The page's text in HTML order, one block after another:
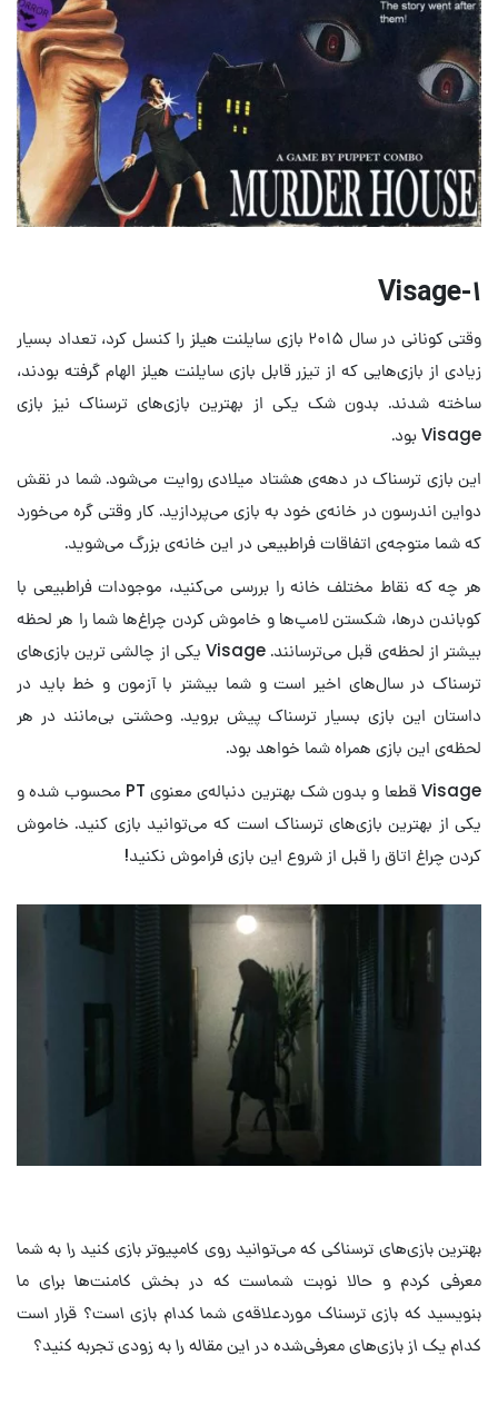
۱-Visage
وقتی کونانی در سال ۲۰۱۵ بازی سایلنت هیلز را کنسل کرد، تعداد بسیار
زیادی از بازی‌هایی که از تیزر قابل بازی سایلنت هیلز الهام گرفته بودند،
ساخته شدند. بدون شک یکی از بهترین بازی‌های ترسناک نیز بازی
Visage بود.
این بازی ترسناک در دهه‌ی هشتاد میلادی روایت می‌شود. شما در نقش
دواین اندرسون در خانه‌ی خود به بازی می‌پردازید. کار وقتی گره می‌خورد
که شما متوجه‌ی اتفاقات فراطبیعی در این خانه‌ی بزرگ می‌شوید.
هر چه که نقاط مختلف خانه را بررسی می‌کنید، موجودات فراطبیعی با
کوباندن درها، شکستن لامپ‌ها و خاموش کردن چراغ‌ها شما را هر لحظه
بیشتر از لحظه‌ی قبل می‌ترسانند. Visage یکی از چالشی ‌ترین بازی‌های
ترسناک در سال‌های اخیر است و شما بیشتر با آزمون و خط باید در
داستان این بازی بسیار ترسناک پیش بروید. وحشتی بی‌مانند در هر
لحظه‌ی این بازی همراه شما خواهد بود.
Visage قطعا و بدون شک بهترین دنباله‌ی معنوی PT محسوب شده و
یکی از بهترین بازی‌های ترسناک است که می‌توانید بازی کنید. خاموش
کردن چراغ اتاق را قبل از شروع این بازی فراموش نکنید!
بهترین بازی‌های ترسناکی که می‌توانید روی کامپیوتر بازی کنید را به شما
معرفی کردم و حالا نوبت شماست که در بخش کامنت‌ها برای ما
بنویسید که بازی ترسناک مورد‌علاقه‌ی شما کدام بازی است؟ قرار است
کدام یک از بازی‌های معرفی‌شده در این مقاله را به زودی تجربه کنید؟